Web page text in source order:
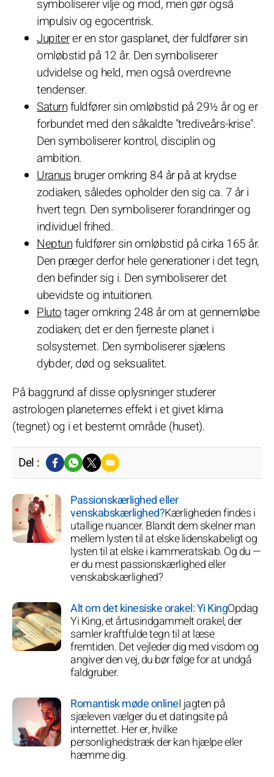
symboliserer vilje og mod, men gør også
impulsiv og egocentrisk.
Jupiterer en stor gasplanet, der fuldfører sin
omløbstid på 12 år. Den symboliserer
udvidelse og held, men også overdrevne
tendenser.
Saturnfuldfører sin omløbstid på 29½ år og er
forbundet med den såkaldte "trediveårs-krise".
Den symboliserer kontrol, disciplin og
ambition.
Uranus bruger omkring 84 år på at krydse
zodiaken, således opholder den sig ca. 7 år i
hvert tegn. Den symboliserer forandringer og
individuel frihed.
Neptunfuldfører sin omløbstid på cirka 165 år.
Den præger derfor hele generationer i det tegn,
den befinder sig i. Den symboliserer det
ubevidste og intuitionen.
Plutotager omkring 248 år om at gennemløbe
zodiaken; det er den fjerneste planet i
solsystemet. Den symboliserer sjælens
dybder, død og seksualitet.
På baggrund af disse oplysninger studerer
astrologen planeternes effekt i et givet klima
(tegnet) og i et bestemt område (huset).
Del :
Passionskærlighed eller
venskabskærlighed?Kærligheden findes i
utallige nuancer. Blandt dem skelner man
mellem lysten til at elske lidenskabeligt og
lysten til at elske i kammeratskab. Og du —
er du mest passionskærlighed eller
venskabskærlighed?
Alt om det kinesiske orakel: Yi KingOpdag
Yi King, et årtusindgammelt orakel, der
samler kraftfulde tegn til at læse
fremtiden. Det vejleder dig med visdom og
angiver den vej, du bør følge for at undgå
faldgruber.
Romantisk møde onlineI jagten på
sjæleven vælger du et datingsite på
internettet. Her er, hvilke
personlighedstræk der kan hjælpe eller
hæmme dig.